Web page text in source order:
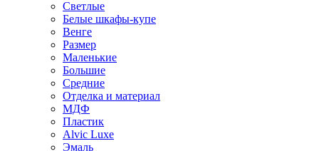
Светлые
Белые шкафы-купе
Венге
Размер
Маленькие
Большие
Средние
Отделка и материал
МДФ
Пластик
Alvic Luxe
Эмаль